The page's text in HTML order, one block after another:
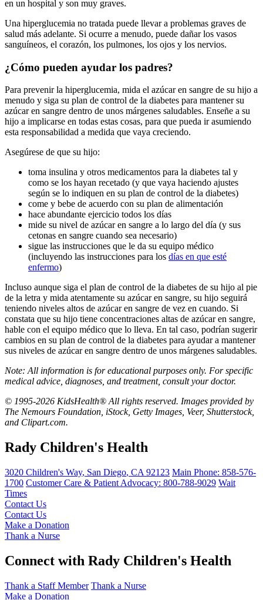
en un hospital y son muy graves.
Una hiperglucemia no tratada puede llevar a problemas graves de
salud más adelante. Si ocurre a menudo, puede dañar los vasos
sanguíneos, el corazón, los pulmones, los ojos y los nervios.
¿Cómo pueden ayudar los padres?
Para prevenir la hiperglucemia, mida el azúcar en sangre de su hijo a
menudo y siga su plan de control de la diabetes para mantener su
azúcar en sangre dentro de unos márgenes saludables. Enseñe a su
hijo a implicarse en todas estas cosas, para que pueda ir asumiendo
esta responsabilidad a medida que vaya creciendo.
Asegúrese de que su hijo:
toma insulina y otros medicamentos para la diabetes tal y
como se los hayan recetado (y que vaya haciendo ajustes
según se lo indiquen en su plan de control de la diabetes)
come y bebe de acuerdo con su plan de alimentación
hace abundante ejercicio todos los días
mide su nivel de azúcar en sangre a lo largo del día (y sus
cetonas en sangre cuando sea necesario)
sigue las instrucciones que le da su equipo médico
(incluyendo las instrucciones para los días en que esté
enfermo)
Incluso aunque siga el plan de control de la diabetes de su hijo al pie
de la letra y mida atentamente su azúcar en sangre, su hijo seguirá
teniendo niveles altos de azúcar en sangre de vez en cuando. Si
constata que su hijo tiene concentraciones altas de azúcar en sangre,
hable con el equipo médico que lo lleva. En tal caso, podrían sugerir
cambios en su plan de control de la diabetes para ayudar a mantener
sus niveles de azúcar en sangre dentro de unos márgenes saludables.
Note: All information is for educational purposes only. For specific
medical advice, diagnoses, and treatment, consult your doctor.
© 1995-2026 KidsHealth® All rights reserved. Images provided by
The Nemours Foundation, iStock, Getty Images, Veer, Shutterstock,
and Clipart.com.
Rady Children's Health
3020 Children's Way, San Diego, CA 92123 Main Phone: 858-576-
1700 Customer Care & Patient Advocacy: 800-788-9029 Wait
Times
Contact Us
Contact Us
Make a Donation
Thank a Nurse
Connect with Rady Children's Health
Thank a Staff Member Thank a Nurse
Make a Donation